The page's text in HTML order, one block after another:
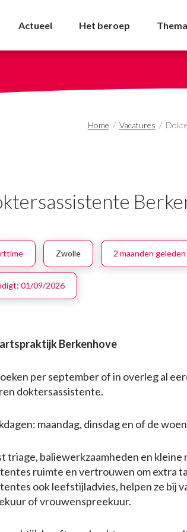
Berkenhove
Actueel Het beroep
Home / Vacatures /
Zwolle 2 maanden
01/09/2026
Berkenhove
per september of in overleg al
doktersassistente.
maandag, dinsdag en of de
triage, baliewerkzaamheden en
ruimte en vertrouwen om extra
ook leefstijladvies, helpen ze bij
of vrouwenspreekuur.